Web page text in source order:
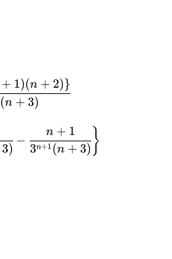
(n + 3)
+ 1)(n + 2)}
3)
−
3n+1 (n + 3)
n + 1 }